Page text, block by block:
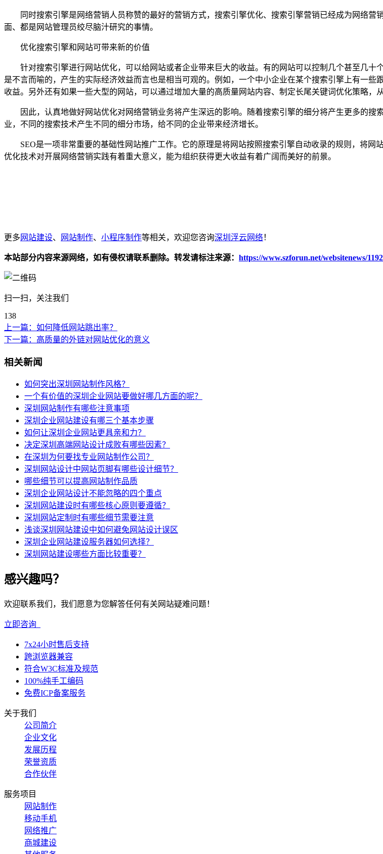
同时搜索引擎是网络营销人员称赞的最好的营销方式，搜索引擎优化、搜索引擎营销已经成为网络营
面、都是网站管理员绞尽脑汁研究的事情。
优化搜索引擎和网站可带来新的价值
针对搜索引擎进行网站优化，可以给网站或者企业带来巨大的收益。有的网站可以控制几个甚至几十
是不言而喻的，产生的实际经济效益而言也是相当可观的。例如，一个中小企业在某个搜索引擎上有一
收益。另外还有如果一些大型的网站，可以通过增加大量的高质量网站内容、制定长尾关键词优化策略，
因此，认真地做好网站优化对网络营销业务将产生深远的影响。随着搜索引擎的细分将产生更多的搜
业，不同的搜索技术产生不同的细分市场，给不同的企业带来经济增长。
SEO是一项非常重要的基础性网站推广工作。它的原理是将网站按照搜索引擎自动收录的规则，将网
优化技术对开展网络营销实践有着重大意义，能为组织获得更大收益有着广阔而美好的前景。
更多 网站建设、 网站制作、 小程序制作等相关，欢迎您咨询深圳浮云网络！
本站部分内容来源网络，如有侵权请联系删除。转发请标注来源： https://www.szforun.net/websitenews/
扫一扫，关注我们
138
上一篇： 如何降低网站跳出率？
下一篇： 高质量的外链对网站优化的意义
相关新闻
如何突出深圳网站制作风格？
一个有价值的深圳企业网站要做好哪几方面的呢？
深圳网站制作有哪些注意事项
深圳企业网站建设有哪三个基本步骤
如何让深圳企业网站更具亲和力？
决定深圳高端网站设计成败有哪些因素？
在深圳为何要找专业网站制作公司？
深圳网站设计中网站页脚有哪些设计细节？
哪些细节可以提高网站制作品质
深圳企业网站设计不能忽略的四个重点
深圳网站建设时有哪些核心原则要遵循？
深圳网站定制时有哪些细节需要注意
浅谈深圳网站建设中如何避免网站设计误区
深圳企业网站建设服务器如何选择？
深圳网站建设哪些方面比较重要？
感兴趣吗？
欢迎联系我们，我们愿意为您解答任何有关网站疑难问题！
立即咨询
7x24小时售后支持
跨浏览器兼容
符合W3C标准及规范
100%纯手工编码
免费ICP备案服务
关于我们
公司简介
企业文化
发展历程
荣誉资质
合作伙伴
服务项目
网站制作
移动手机
网络推广
商城建设